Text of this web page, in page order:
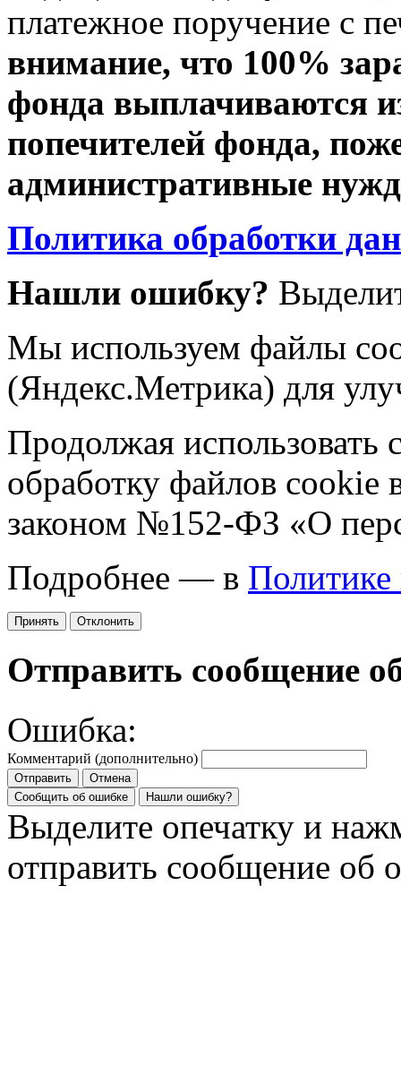
платежное поручение с
внимание, что 100%
фонда выплачиваются
попечителей фонда,
административные
Политика обработки
Нашли ошибку?
Мы используем файлы
(Яндекс.Метрика) для
Продолжая использовать
обработку файлов cookie
законом №152-ФЗ «О
Подробнее — в Политике
Принять Отклонить
Отправить сообщение
Ошибка:
Комментарий (дополнительно)
Отправить
Отмена
Сообщить об ошибке
Нашли ошибку?
Выделите опечатку и
отправить сообщение об